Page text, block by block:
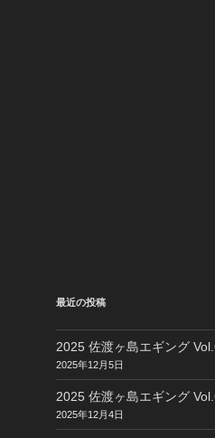
最近の投稿
2025 佐渡ヶ島エギング
2025年12月5日
2025 佐渡ヶ島エギング
2025年12月4日